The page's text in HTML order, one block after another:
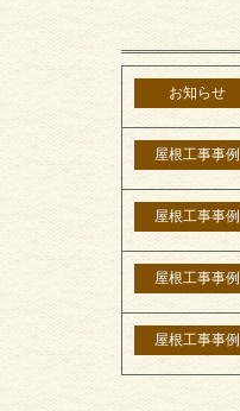
お知らせ
屋根工事事例
屋根工事事例
屋根工事事例
屋根工事事例